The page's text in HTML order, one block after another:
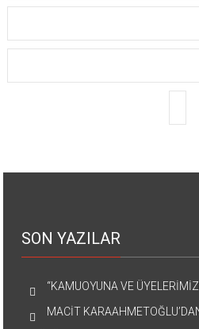
SON YAZILAR
“KAMUOYUNA VE
MACİT